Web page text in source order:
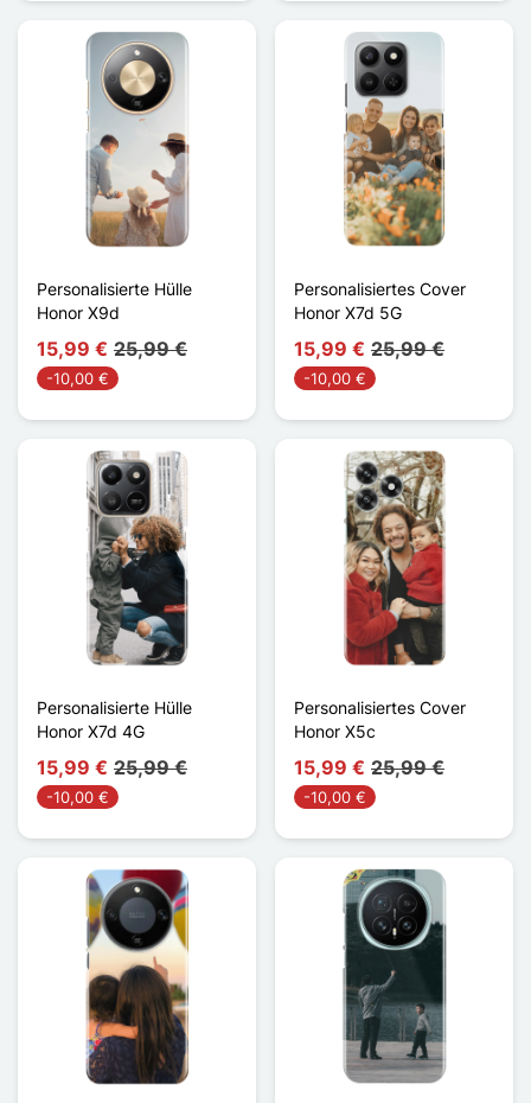
Personalisierte Hülle
Honor X9d
15,99 € 25,99 €
-10,00 €
Personalisiertes Cover
Honor X7d 5G
15,99 € 25,99 €
-10,00 €
Personalisierte Hülle
Honor X7d 4G
15,99 € 25,99 €
-10,00 €
Personalisiertes Cover
Honor X5c
15,99 € 25,99 €
-10,00 €